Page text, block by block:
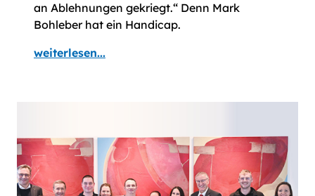
an Ablehnungen gekriegt.“ Denn Mark
Bohleber hat ein Handicap.
weiterlesen...